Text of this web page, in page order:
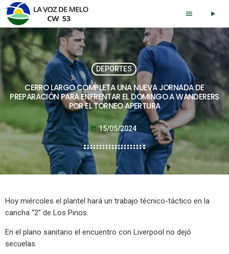
menu play_arrow
DEPORTES
CERRO LARGO COMPLETA UNA NUEVA JORNADA DE
PREPARACIÓN PARA ENFRENTAR EL DOMINGO A WANDERERS
POR EL TORNEO APERTURA
today 15/05/2024
Hoy miércoles el plantel hará un trabajo técnico-táctico en la
cancha “2” de Los Pinos.
En el plano sanitario el encuentro con Liverpool no dejó
secuelas.